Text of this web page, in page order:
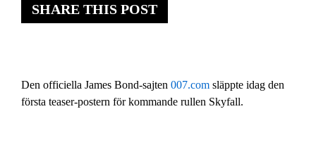
SHARE THIS POST
Den officiella James Bond-sajten 007.com släppte idag den
första teaser-postern för kommande rullen Skyfall.